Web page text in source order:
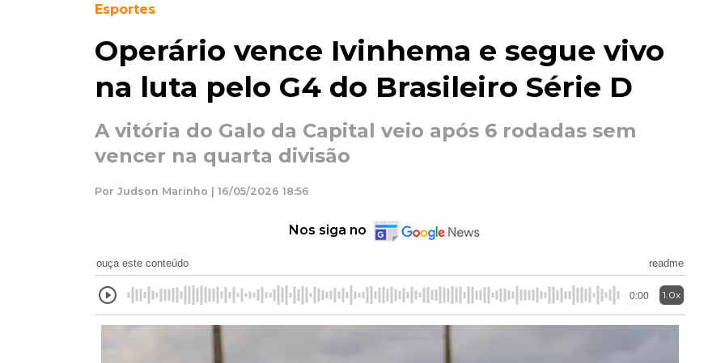
Esportes
Operário vence Ivinhema e segue vivo
na luta pelo G4 do Brasileiro Série D
A vitória do Galo da Capital veio após 6 rodadas sem
vencer na quarta divisão
Por Judson Marinho | 16/05/2026 18:56
Nos siga no
ouça este conteúdo readme
0:00 1.0x